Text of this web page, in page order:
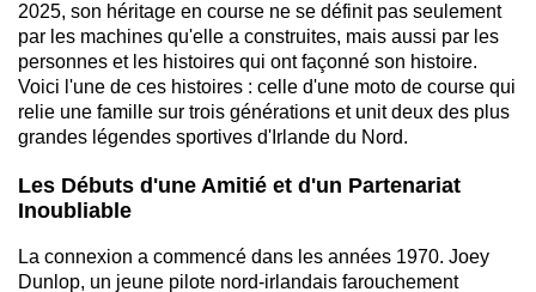
2025, son héritage en course ne se définit pas seulement
par les machines qu'elle a construites, mais aussi par les
personnes et les histoires qui ont façonné son histoire.
Voici l'une de ces histoires : celle d'une moto de course qui
relie une famille sur trois générations et unit deux des plus
grandes légendes sportives d'Irlande du Nord.
Les Débuts d'une Amitié et d'un Partenariat
Inoubliable
La connexion a commencé dans les années 1970. Joey
Dunlop, un jeune pilote nord-irlandais farouchement